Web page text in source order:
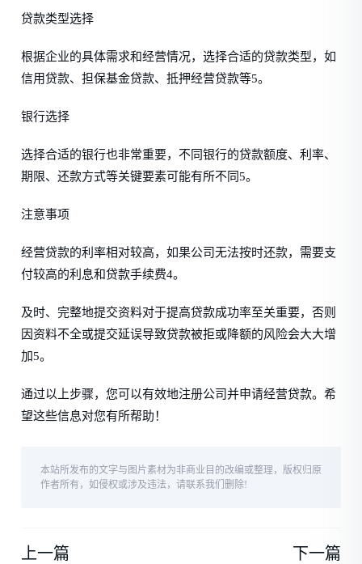
贷款类型选择
根据企业的具体需求和经营情况，选择合适的贷款类型，如
信用贷款、担保基金贷款、抵押经营贷款等5。
银行选择
选择合适的银行也非常重要，不同银行的贷款额度、利率、
期限、还款方式等关键要素可能有所不同5。
注意事项
经营贷款的利率相对较高，如果公司无法按时还款，需要支
付较高的利息和贷款手续费4。
及时、完整地提交资料对于提高贷款成功率至关重要，否则
因资料不全或提交延误导致贷款被拒或降额的风险会大大增
加5。
通过以上步骤，您可以有效地注册公司并申请经营贷款。希
望这些信息对您有所帮助！
本站所发布的文字与图片素材为非商业目的改编或整理，版权归原
作者所有，如侵权或涉及违法，请联系我们删除!
上一篇 下一篇